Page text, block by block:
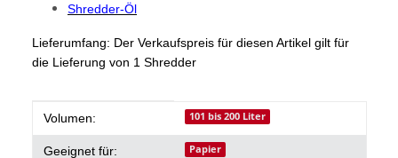
Shredder-Öl
Lieferumfang: Der Verkaufspreis für diesen Artikel gilt für
die Lieferung von 1 Shredder
Produkteigenschaft
Wert
Volumen: 101 bis 200 Liter
Geeignet für: Papier